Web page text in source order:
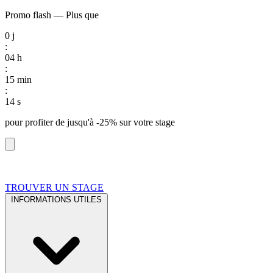
Promo flash — Plus que
0 j
:
04 h
:
15 min
:
13 s
pour profiter de jusqu'à -25% sur votre stage
TROUVER UN STAGE
INFORMATIONS UTILES